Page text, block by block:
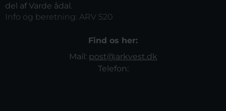
del af Varde ådal.
Info og beretning: ARV 520
Find os her:
Mail: post@arkvest.dk
Telefon: